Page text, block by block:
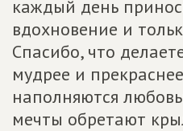
каждый день
вдохновение и
Спасибо, что
мудрее и
наполняются
мечты обретают